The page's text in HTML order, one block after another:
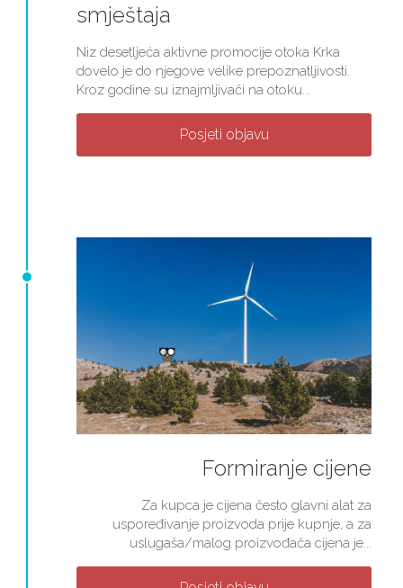
smještaja
Niz desetljeća aktivne promocije otoka Krka
dovelo je do njegove velike prepoznatljivosti.
Kroz godine su iznajmljivači na otoku...
Posjeti objavu
Formiranje cijene
Za kupca je cijena često glavni alat za
uspoređivanje proizvoda prije kupnje, a za
uslugaša/malog proizvođača cijena je...